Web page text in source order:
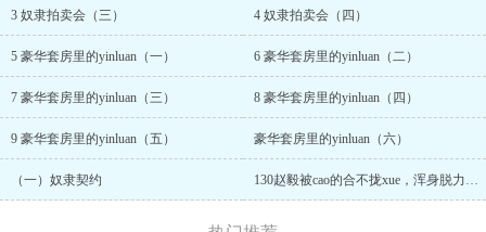
3 奴隶拍卖会（三） 4 奴隶拍卖会（四）
5 豪华套房里的yinluan（一） 6 豪华套房里的yinluan（二）
7 豪华套房里的yinluan（三） 8 豪华套房里的yinluan（四）
9 豪华套房里的yinluan（五） 豪华套房里的yinluan（六）
（一）奴隶契约 130赵毅被cao的合不拢xue，浑身脱力被艾草掰开大腿色眯眯的视jian摸xue